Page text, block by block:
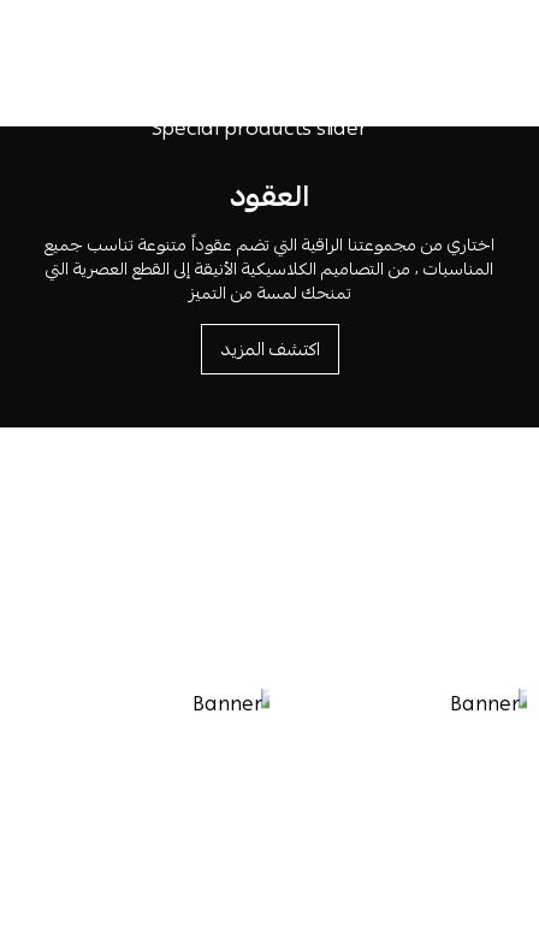
العقود
اختاري من مجموعتنا الراقية التي تضم عقوداً متنوعة تناسب جميع
المناسبات ، من التصاميم الكلاسيكية الأنيقة إلى القطع العصرية التي
تمنحك لمسة من التميز
اكتشف المزيد